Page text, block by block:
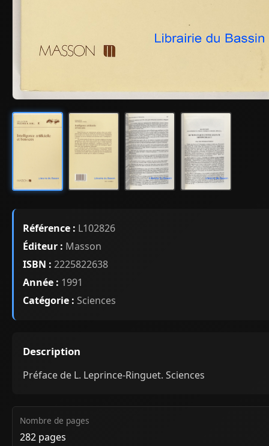
Référence : L102826
Éditeur : Masson
ISBN : 2225822638
Année : 1991
Catégorie : Sciences
Description
Préface de L. Leprince-Ringuet. Sciences
Nombre de pages
282 pages